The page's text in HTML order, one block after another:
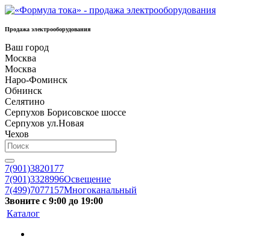
Продажа электрооборудования
Ваш город
Москва
Москва
Наро-Фоминск
Обнинск
Селятино
Серпухов Борисовское шоссе
Серпухов ул.Новая
Чехов
7(901)3820177
7(901)3328996Освещение
7(499)7077157Многоканальный
Звоните с 9:00 до 19:00
Каталог